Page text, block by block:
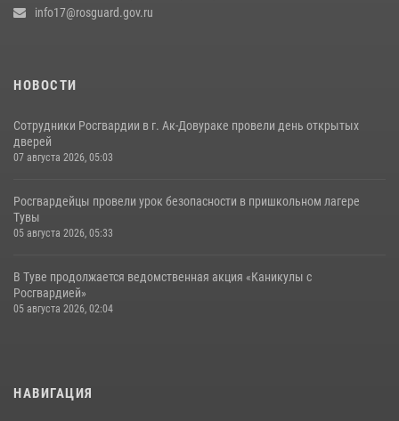
info17@rosguard.gov.ru
НОВОСТИ
Сотрудники Росгвардии в г. Ак-Довураке провели день открытых
дверей
07 августа 2026, 05:03
Росгвардейцы провели урок безопасности в пришкольном лагере
Тувы
05 августа 2026, 05:33
В Туве продолжается ведомственная акция «Каникулы с
Росгвардией»
05 августа 2026, 02:04
НАВИГАЦИЯ